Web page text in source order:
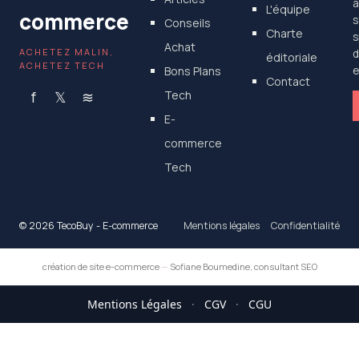
commerce
ACHETEZ MALIN,
ACHETEZ TECH
f 𝕏 ≋
Conseils
Achat
Bons Plans
Tech
E-
commerce
Tech
L'équipe
Charte
éditoriale
Contact
© 2026 TecoBuy - E-commerce Mentions légales Confidentialité
création de site e-commerce— Sofiane Boumedine, consultant SEO
Mentions Légales · CGV · CGU